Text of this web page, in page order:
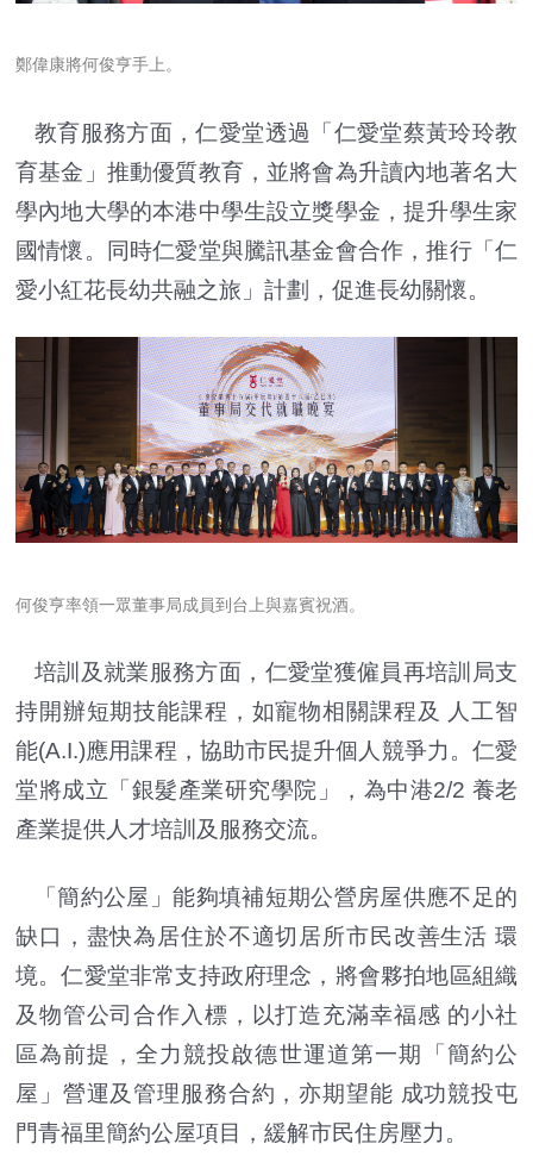
鄭偉康將何俊亨手上。
教育服務方面，仁愛堂透過「仁愛堂蔡黃玲玲教
育基金」推動優質教育，並將會為升讀內地著名大
學內地大學的本港中學生設立獎學金，提升學生家
國情懷。同時仁愛堂與騰訊基金會合作，推行「仁
愛小紅花長幼共融之旅」計劃，促進長幼關懷。
何俊亨率領一眾董事局成員到台上與嘉賓祝酒。
培訓及就業服務方面，仁愛堂獲僱員再培訓局支
持開辦短期技能課程，如寵物相關課程及 人工智
能(A.I.)應用課程，協助市民提升個人競爭力。仁愛
堂將成立「銀髮產業研究學院」，為中港2/2 養老
產業提供人才培訓及服務交流。
「簡約公屋 」能夠填補短期公營房屋供應不足的
缺口，盡快為居住於不適切居所市民改善生活 環
境。仁愛堂非常支持政府理念，將會夥拍地區組織
及物管公司合作入標，以打造充滿幸福感 的小社
區為前提，全力競投啟德世運道第一期「簡約公
屋」營運及管理服務合約，亦期望能 成功競投屯
門青福里簡約公屋項目，緩解市民住房壓力。